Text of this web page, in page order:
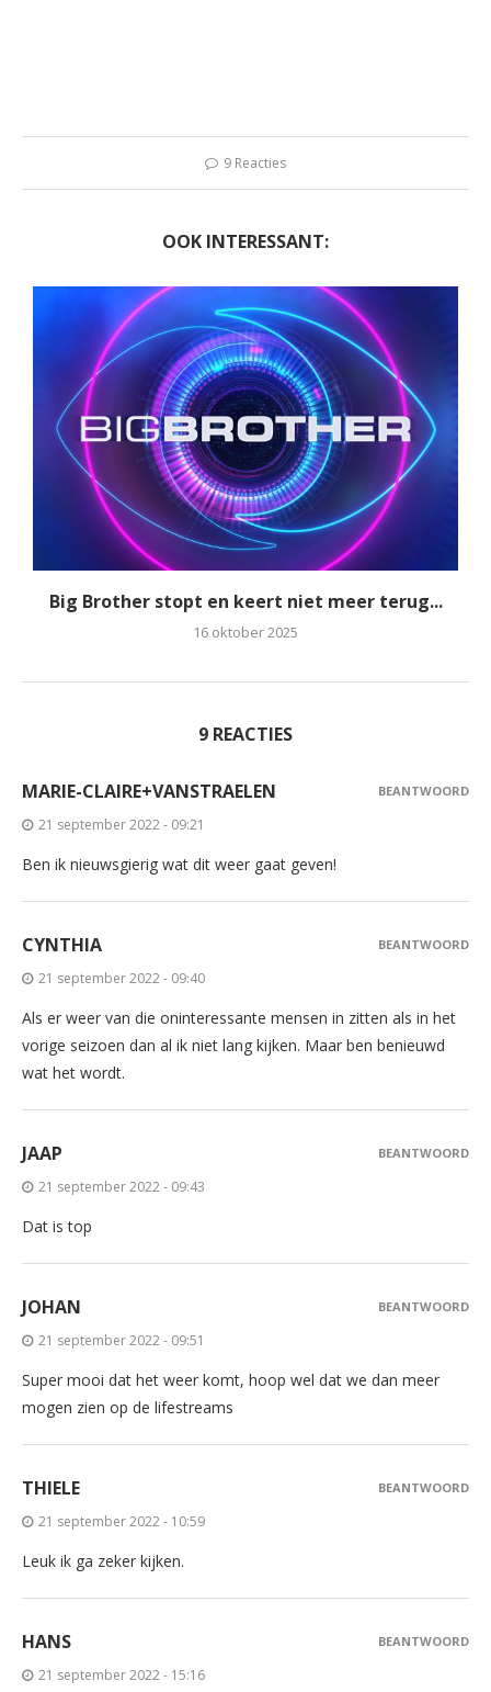
9 Reacties
OOK INTERESSANT:
Big Brother stopt en keert niet meer terug...
16 oktober 2025
9 REACTIES
MARIE-CLAIRE+VANSTRAELEN
21 september 2022 - 09:21
Ben ik nieuwsgierig wat dit weer gaat geven!
BEANTWOORD
CYNTHIA
21 september 2022 - 09:40
Als er weer van die oninteressante mensen in zitten als in het
vorige seizoen dan al ik niet lang kijken. Maar ben benieuwd
wat het wordt.
BEANTWOORD
JAAP
21 september 2022 - 09:43
Dat is top
BEANTWOORD
JOHAN
21 september 2022 - 09:51
Super mooi dat het weer komt, hoop wel dat we dan meer
mogen zien op de lifestreams
BEANTWOORD
THIELE
21 september 2022 - 10:59
Leuk ik ga zeker kijken.
BEANTWOORD
HANS
21 september 2022 - 15:16
BEANTWOORD